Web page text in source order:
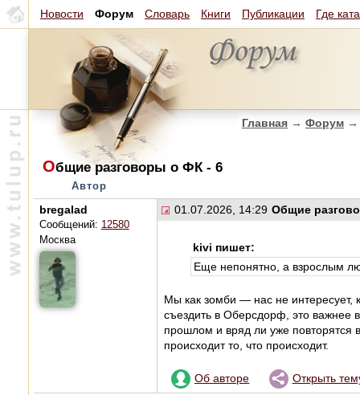
Новости Форум Словарь Книги Публикации Где
Главная → Форум →
Общие разговоры о ФК - 6
Автор
bregalad
Сообщений: 12580
Москва
01.07.2026, 14:29 Общие
kivi пишет:
Еще непонятно, а взрослым
Мы как зомби — нас не интересует,
съездить в Оберсдорф, это важнее
прошлом и вряд ли уже
происходит то, что происходит.
Об авторе Открыть